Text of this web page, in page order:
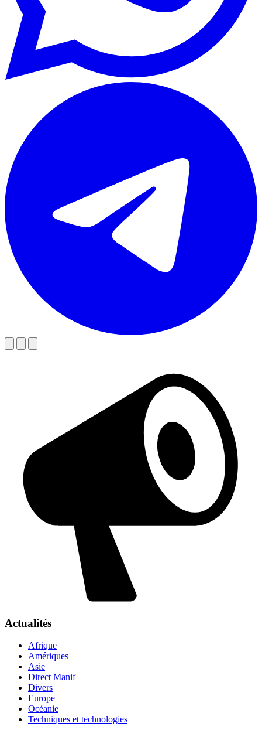
Actualités
Afrique
Amériques
Asie
Direct Manif
Divers
Europe
Océanie
Techniques et technologies